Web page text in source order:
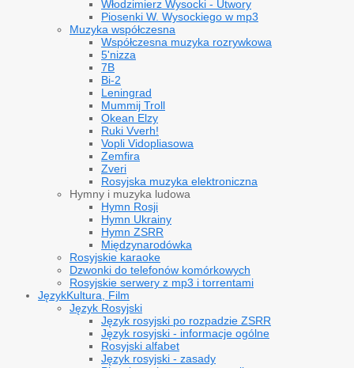
Włodzimierz Wysocki - Utwory
Piosenki W. Wysockiego w mp3
Muzyka współczesna
Współczesna muzyka rozrywkowa
5'nizza
7B
Bi-2
Leningrad
Mummij Troll
Okean Elzy
Ruki Vverh!
Vopli Vidopliasowa
Zemfira
Zveri
Rosyjska muzyka elektroniczna
Hymny i muzyka ludowa
Hymn Rosji
Hymn Ukrainy
Hymn ZSRR
Międzynarodówka
Rosyjskie karaoke
Dzwonki do telefonów komórkowych
Rosyjskie serwery z mp3 i torrentami
JęzykKultura, Film
Język Rosyjski
Język rosyjski po rozpadzie ZSRR
Język rosyjski - informacje ogólne
Rosyjski alfabet
Język rosyjski - zasady